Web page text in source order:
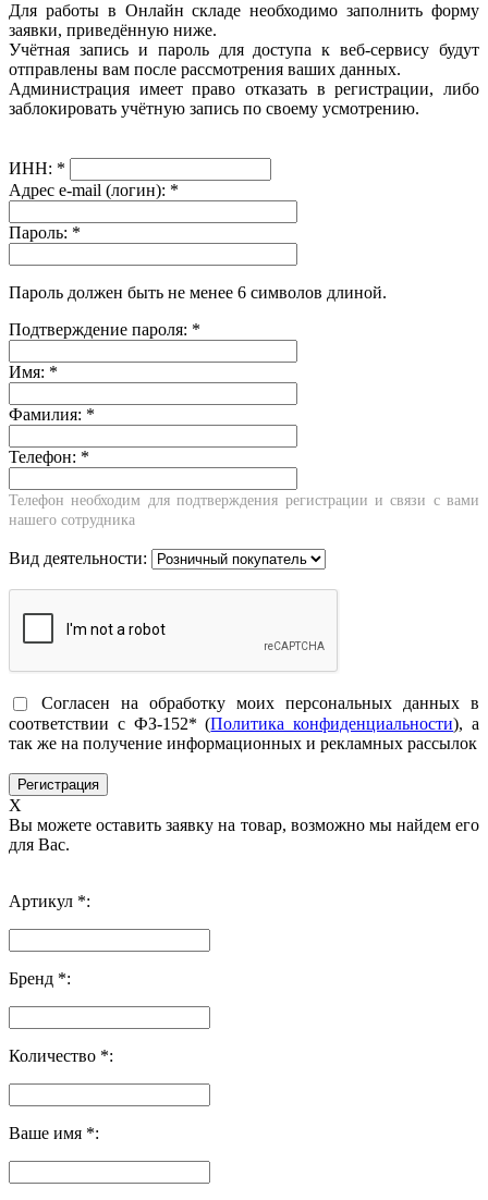
Для работы в Онлайн складе необходимо заполнить форму
заявки, приведённую ниже.
Учётная запись и пароль для доступа к веб-сервису будут
отправлены вам после рассмотрения ваших данных.
Администрация имеет право отказать в регистрации, либо
заблокировать учётную запись по своему усмотрению.
ИНН: *
Адрес e-mail (логин): *
Пароль: *
Пароль должен быть не менее 6 символов длиной.
Подтверждение пароля: *
Имя: *
Фамилия: *
Телефон: *
Телефон необходим для подтверждения регистрации и связи с вами
нашего сотрудника
Вид деятельности:
Согласен на обработку моих персональных данных в
соответствии с ФЗ-152* (Политика конфиденциальности), а
так же на получение информационных и рекламных рассылок
X
Вы можете оставить заявку на товар, возможно мы найдем его
для Вас.
Артикул *:
Бренд *:
Количество *:
Ваше имя *: